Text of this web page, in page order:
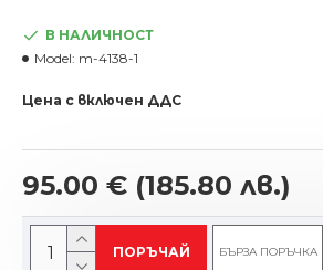
95.00 € (185.80 лв.)
В НАЛИЧНОСТ
Model: m-4138-1
Цена с включен ДДС
ПОРЪЧАЙ БЪРЗА ПОРЪЧКА